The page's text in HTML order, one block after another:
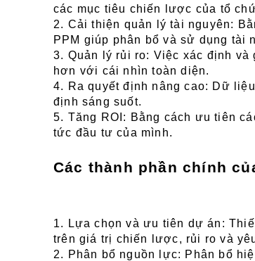
các mục tiêu chiến lược của tổ
2. Cải thiện quản lý tài nguyên:
PPM giúp phân bổ và sử dụng tài
3. Quản lý rủi ro: Việc xác định và
hơn với cái nhìn toàn diện.
4. Ra quyết định nâng cao: Dữ
định sáng suốt.
5. Tăng ROI: Bằng cách ưu tiên
tức đầu tư của mình.
Các thành phần chính
1. Lựa chọn và ưu tiên dự án:
trên giá trị chiến lược, rủi ro và
2. Phân bổ nguồn lực: Phân bổ